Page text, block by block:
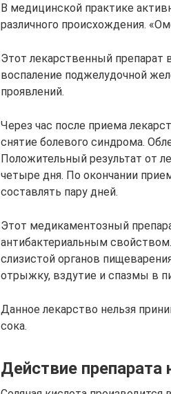
В медицинской практике
различного происхождения.
Этот лекарственный
воспаление поджелудочной
проявлений.
Через час после приема
снятие болевого синдрома.
Положительный результат от
четыре дня. По окончании
составлять пару дней.
Этот медикаментозный
антибактериальным
слизистой органов
отрыжку, вздутие и спазмы в
Данное лекарство нельзя
сока.
Действие препарата